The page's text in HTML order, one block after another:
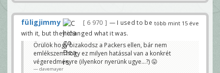
több mint 15 éve
füligjimmy 6 970
— I used to be
with it, but they changed what it was.
Örülök hogy bizakodsz a Packers ellen, bár nem
emlékszem hogy ez milyen hatással van a konkrét
végeredményre (ilyenkor nyerünk ugye...?) 😛
davemayer